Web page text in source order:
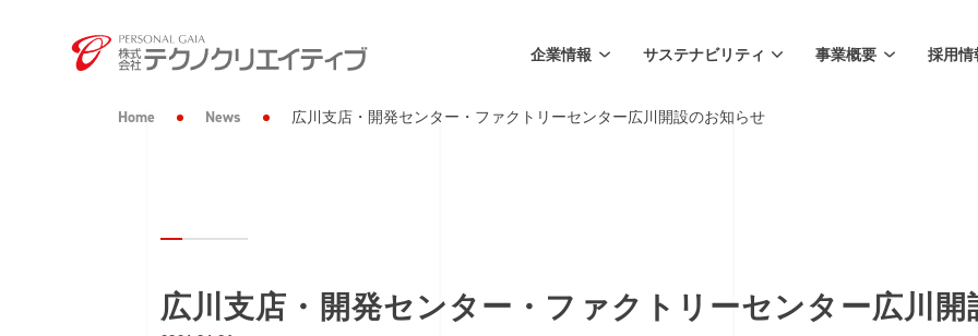
企業情報 サステナビリティ 事業概要 採用情
Home News 広川支店・開発センター・ファクトリーセンター広川開設のお知らせ
広川支店・開発センター・ファクトリーセンター広川